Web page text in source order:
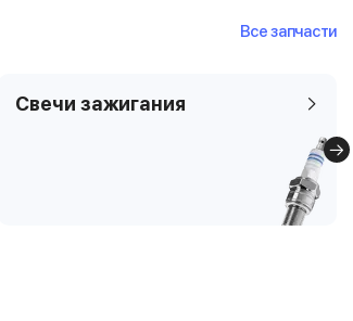
Все запчасти
Свечи зажигания